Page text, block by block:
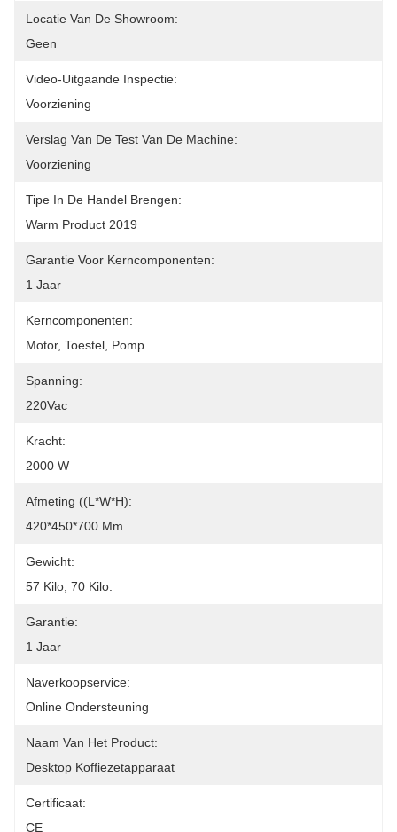
Locatie Van De Showroom:
Geen
Video-Uitgaande Inspectie:
Voorziening
Verslag Van De Test Van De Machine:
Voorziening
Tipe In De Handel Brengen:
Warm Product 2019
Garantie Voor Kerncomponenten:
1 Jaar
Kerncomponenten:
Motor, Toestel, Pomp
Spanning:
220Vac
Kracht:
2000 W
Afmeting ((L*W*H):
420*450*700 Mm
Gewicht:
57 Kilo, 70 Kilo.
Garantie:
1 Jaar
Naverkoopservice:
Online Ondersteuning
Naam Van Het Product:
Desktop Koffiezetapparaat
Certificaat:
CE